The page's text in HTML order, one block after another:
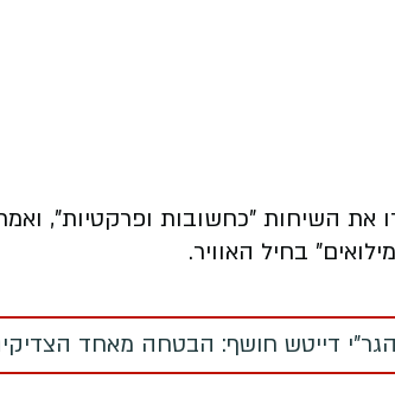
את השיחות "כחשובות ופרקטיות",
בחיל האוויר.
הגר"י דייטש חושף: הבטחה מאחד